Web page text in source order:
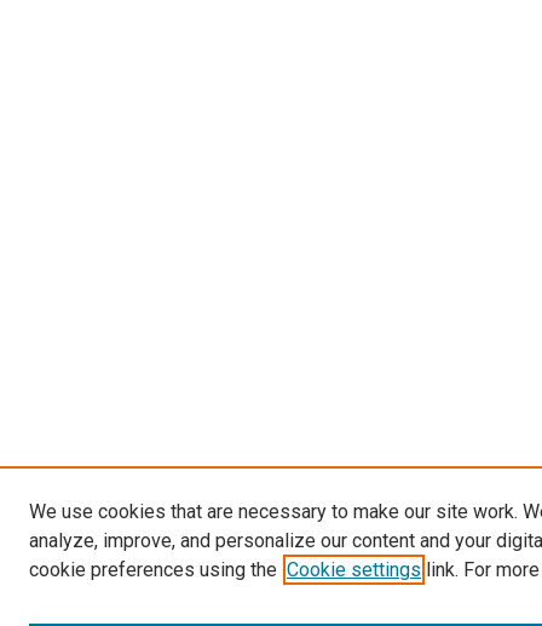
We use cookies that are necessary to make our site work.
analyze, improve, and personalize our content and your
cookie preferences using the Cookie settings link. For